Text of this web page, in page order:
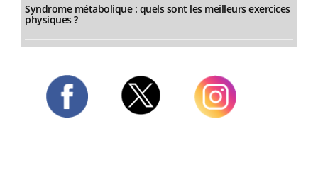
Syndrome métabolique : quels sont les meilleurs exercices
physiques ?